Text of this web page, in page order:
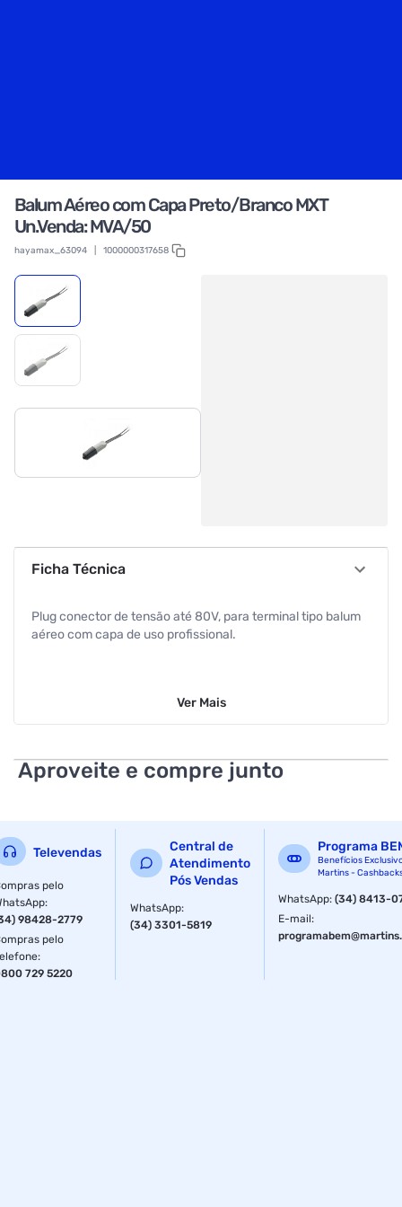
Balum Aéreo com Capa Preto/Branco MXT
Un.Venda: MVA/50
hayamax_63094 1000000317658
Ficha Técnica
Plug conector de tensão até 80V, para terminal tipo balum
aéreo com capa de uso profissional.
Ver Mais
Aproveite e compre junto
Televendas
pelo
:
98428-2779
pelo
:
729 5220
Central de
Atendimento
Pós Vendas
WhatsApp:
(34) 3301-5819
Programa
Benefícios
Martins -
WhatsApp:(34) 8413-
E-mail: